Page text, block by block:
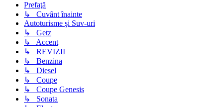
Prefaţă
↳ Cuvânt înainte
Autoturisme şi Suv-uri
↳ Getz
↳ Accent
↳ REVIZII
↳ Benzina
↳ Diesel
↳ Coupe
↳ Coupe Genesis
↳ Sonata